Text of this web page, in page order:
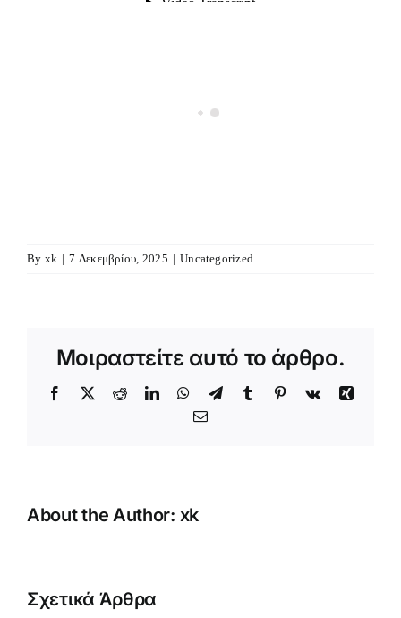
By xk | 7 Δεκεμβρίου, 2025 | Uncategorized
Μοιραστείτε αυτό το άρθρο.
Facebook
X RedditLinkedInWhatsApp
TelegramTumblr Pinterest
Vk
Xing
Email
About the Author: xk
Σχετικά Άρθρα
Δημοτικού